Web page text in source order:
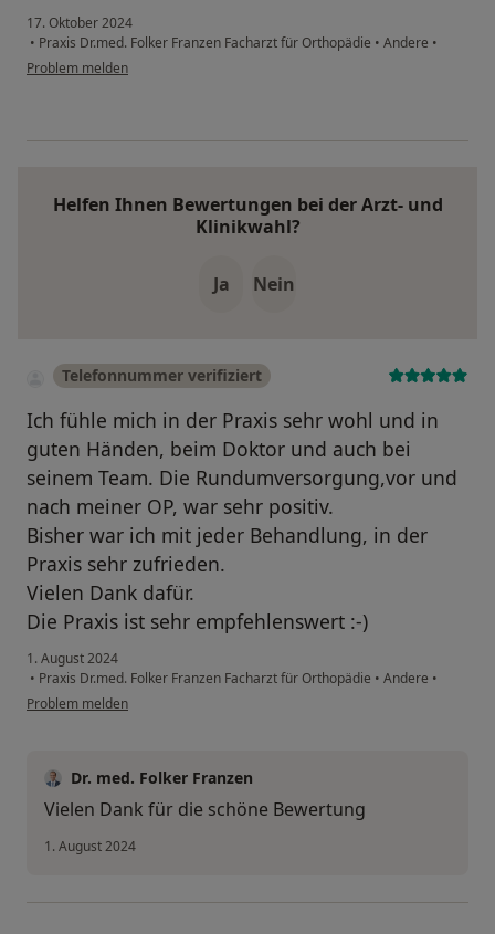
17. Oktober 2024
• Praxis Dr.med. Folker Franzen Facharzt für Orthopädie • Andere •
Problem melden
Helfen Ihnen Bewertungen bei der Arzt- und
Klinikwahl?
Ja Nein
Telefonnummer verifiziert
Ich fühle mich in der Praxis sehr wohl und in
guten Händen, beim Doktor und auch bei
seinem Team. Die Rundumversorgung,vor und
nach meiner OP, war sehr positiv.
Bisher war ich mit jeder Behandlung, in der
Praxis sehr zufrieden.
Vielen Dank dafür.
Die Praxis ist sehr empfehlenswert :-)
1. August 2024
• Praxis Dr.med. Folker Franzen Facharzt für Orthopädie • Andere •
Problem melden
Dr. med. Folker Franzen
Vielen Dank für die schöne Bewertung
1. August 2024